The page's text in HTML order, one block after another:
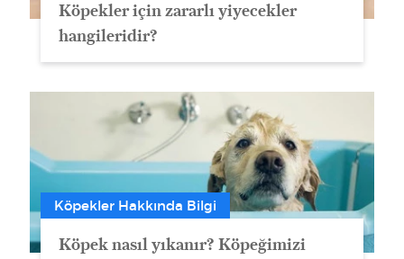
Köpekler için zararlı yiyecekler
hangileridir?
Köpekler Hakkında Bilgi
Köpek nasıl yıkanır? Köpeğimizi